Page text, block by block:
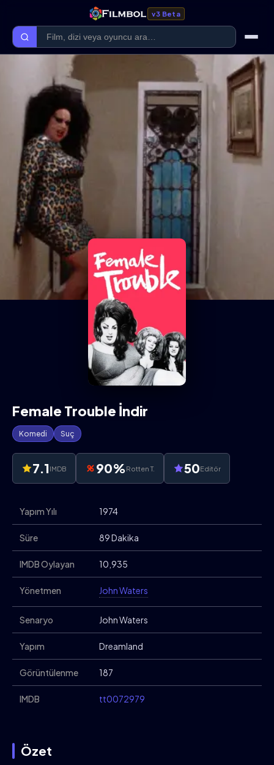
v3 Beta
Forum
Kategoriler
Kaliteler
Film Kategorileri
Dizi Kategorileri
Female Trouble İndir
Komedi Suç
7.1 IMDB 90%Rotten T. 50Editör
Yapım Yılı 1974
Süre 89 Dakika
IMDB Oylayan 10,935
Yönetmen John Waters
Senaryo John Waters
Yapım Dreamland
Görüntülenme 187
IMDB tt0072979
Özet